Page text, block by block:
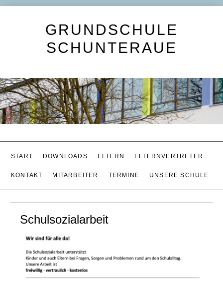
GRUNDSCHULE
SCHUNTERAUE
START DOWNLOADS ELTERN ELTERNVERTRETER
KONTAKT MITARBEITER TERMINE UNSERE SCHULE
Schulsozialarbeit